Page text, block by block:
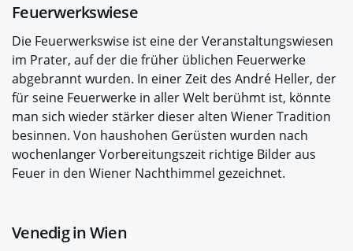
Feuerwerkswiese
Die Feuerwerkswise ist eine der Veranstaltungswiesen
im Prater, auf der die früher üblichen Feuerwerke
abgebrannt wurden. In einer Zeit des André Heller, der
für seine Feuerwerke in aller Welt berühmt ist, könnte
man sich wieder stärker dieser alten Wiener Tradition
besinnen. Von haushohen Gerüsten wurden nach
wochenlanger Vorbereitungszeit richtige Bilder aus
Feuer in den Wiener Nachthimmel gezeichnet.
Venedig in Wien